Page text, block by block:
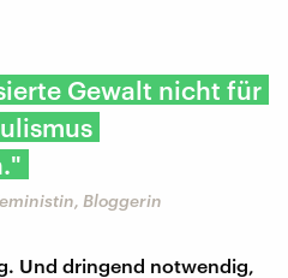
Gewalt nicht für
Bloggerin
Und dringend notwendig,